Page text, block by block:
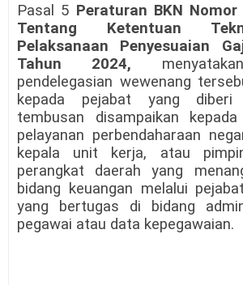
Pasal 5 Peraturan BKN
Tentang Ketentuan
Pelaksanaan Penyesuaian
Tahun 2024,
pendelegasian wewenang
kepada pejabat yang diberi
tembusan disampaikan
pelayanan perbendaharaan
kepala unit kerja, atau
perangkat daerah yang
bidang keuangan melalui
yang bertugas di bidang
pegawai atau data kepegawaian.